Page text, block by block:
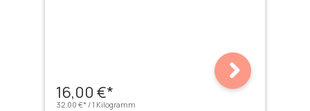
16,00 €*
32,00 €* / 1 Kilogramm